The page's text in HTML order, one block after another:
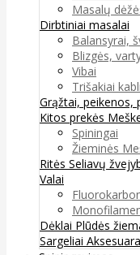
Masalų
Dirbtiniai masalai
Balansyrai,
Blizgės,
Vibai
Trišakiai
Grąžtai, peikenos,
Kitos prekės
Spiningai
Žieminės
Ritės Seliavų
Valai
Dėklai Plūdės
Sargeliai